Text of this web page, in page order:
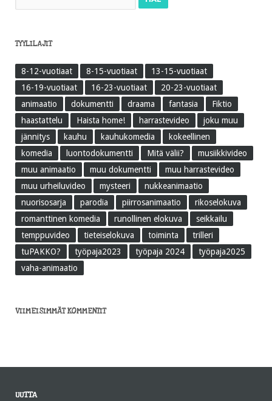
TYYLILAJIT
8-12-vuotiaat 8-15-vuotiaat
13-15-vuotiaat
16-19-vuotiaat
16-23-vuotiaat
20-23-vuotiaat
animaatio
dokumentti draama fantasia
Fiktio
haastattelu
Haista home! harrastevideo
joku muu
jännitys
kauhu kauhukomedia
kokeellinen
komedia
luontodokumentti Mitä välii?
musiikkivideo
muu animaatio
muu dokumentti
muu harrastevideo
muu urheiluvideo
mysteeri
nukkeanimaatio
nuorisosarja
parodia piirrosanimaatio
rikoselokuva
romanttinen komedia
runollinen elokuva
seikkailu
temppuvideo
tieteiselokuva toiminta
trilleri
tuPAKKO?
työpaja2023 työpaja 2024
työpaja2025
vaha-animaatio
VIIMEISIMMÄT KOMMENTIT
UUTTA